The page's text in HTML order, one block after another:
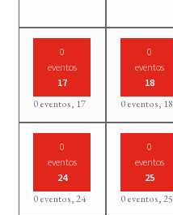
0
eventos
17
0 eventos, 17
0
eventos
18
0 eventos, 18
0
eventos
24
0 eventos,24
0
eventos
25
0 eventos,25